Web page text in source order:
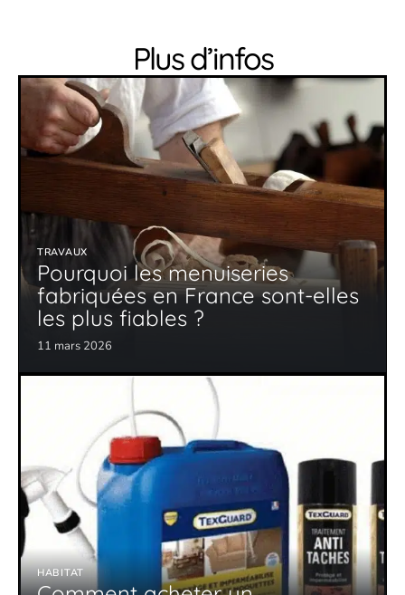
Plus d’infos
TRAVAUX
Pourquoi les menuiseries
fabriquées en France sont-elles
les plus fiables ?
11 mars 2026
HABITAT